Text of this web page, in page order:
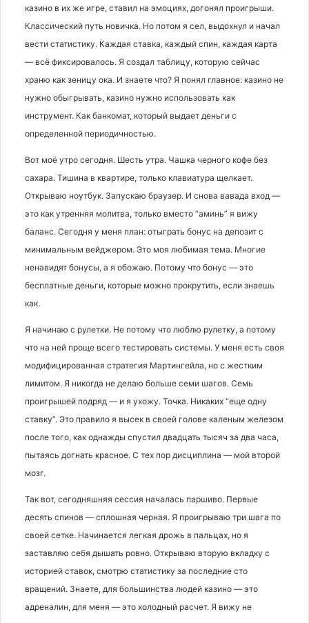
казино в их же игре, ставил на эмоциях, догонял проигрыши.
Классический путь новичка. Но потом я сел, выдохнул и начал
вести статистику. Каждая ставка, каждый спин, каждая карта
— всё фиксировалось. Я создал таблицу, которую сейчас
храню как зеницу ока. И знаете что? Я понял главное: казино не
нужно обыгрывать, казино нужно использовать как
инструмент. Как банкомат, который выдает деньги с
определенной периодичностью.
Вот моё утро сегодня. Шесть утра. Чашка черного кофе без
сахара. Тишина в квартире, только клавиатура щелкает.
Открываю ноутбук. Запускаю браузер. И снова вавада вход —
это как утренняя молитва, только вместо “аминь” я вижу
баланс. Сегодня у меня план: отыграть бонус на депозит с
минимальным вейджером. Это моя любимая тема. Многие
ненавидят бонусы, а я обожаю. Потому что бонус — это
бесплатные деньги, которые можно прокрутить, если знаешь
как.
Я начинаю с рулетки. Не потому что люблю рулетку, а потому
что на ней проще всего тестировать системы. У меня есть своя
модифицированная стратегия Мартингейла, но с жестким
лимитом. Я никогда не делаю больше семи шагов. Семь
проигрышей подряд — и я ухожу. Точка. Никаких “еще одну
ставку”. Это правило я высек в своей голове каленым железом
после того, как однажды спустил двадцать тысяч за два часа,
пытаясь догнать красное. С тех пор дисциплина — мой второй
мозг.
Так вот, сегодняшняя сессия началась паршиво. Первые
десять спинов — сплошная черная. Я проигрываю три шага по
своей сетке. Начинается легкая дрожь в пальцах, но я
заставляю себя дышать ровно. Открываю вторую вкладку с
историей ставок, смотрю статистику за последние сто
вращений. Знаете, для большинства людей казино — это
адреналин, для меня — это холодный расчет. Я вижу не